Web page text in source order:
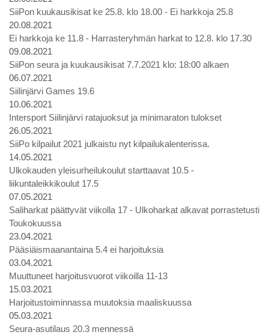
SiiPon kuukausikisat ke 25.8. klo 18.00 - Ei harkkoja 25.8
20.08.2021
Ei harkkoja ke 11.8 - Harrasteryhmän harkat to 12.8. klo 17.30
09.08.2021
SiiPon seura ja kuukausikisat 7.7.2021 klo: 18:00 alkaen
06.07.2021
Siilinjärvi Games 19.6
10.06.2021
Intersport Siilinjärvi ratajuoksut ja minimaraton tulokset
26.05.2021
SiiPo kilpailut 2021 julkaistu nyt kilpailukalenterissa.
14.05.2021
Ulkokauden yleisurheilukoulut starttaavat 10.5 -
liikuntaleikkikoulut 17.5
07.05.2021
Saliharkat päättyvät viikolla 17 - Ulkoharkat alkavat porrastetusti
Toukokuussa
23.04.2021
Pääsiäismaanantaina 5.4 ei harjoituksia
03.04.2021
Muuttuneet harjoitusvuorot viikoilla 11-13
15.03.2021
Harjoitustoiminnassa muutoksia maaliskuussa
05.03.2021
Seura-asutilaus 20.3 mennessä